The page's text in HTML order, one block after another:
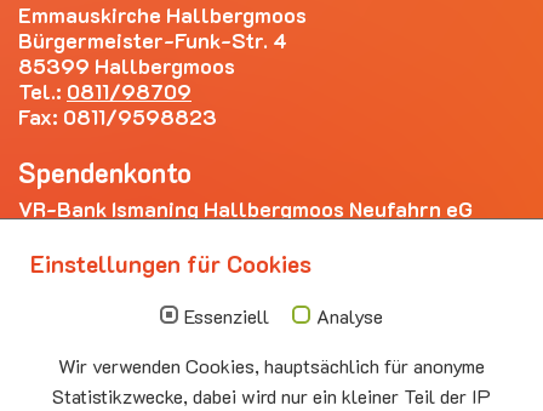
Emmauskirche Hallbergmoos
Bürgermeister-Funk-Str. 4
85399 Hallbergmoos
Tel.: 0811/98709
Fax: 0811/9598823
Spendenkonto
VR-Bank Ismaning Hallbergmoos Neufahrn eG
Die nächsten Termine
10.00 - 11.00
Auferstehungskirche Neufahrn
Einstellungen für Cookies
Essenziell
Analyse
Wir verwenden Cookies, hauptsächlich für anonyme
Statistikzwecke, dabei wird nur ein kleiner Teil der IP